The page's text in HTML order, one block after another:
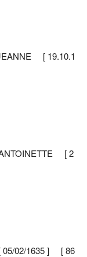
[ 19.10.1
[ 2
05/02/1635 ] [ 86